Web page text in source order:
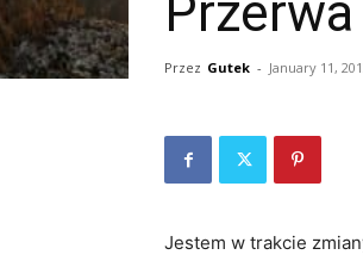
Przez Gutek - January 11,
Jestem w trakcie